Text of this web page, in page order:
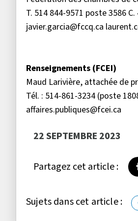
T. 514 844-9571 poste 3586 C.
javier.garcia@fccq.ca
Renseignements (FCEI)
Maud Larivière, attachée de
Tél. : 514-861-3234 (poste
affaires.publiques@fcei.ca
22 SEPTEMBRE 2023
Partagez cet article :
Sujets dans cet article :